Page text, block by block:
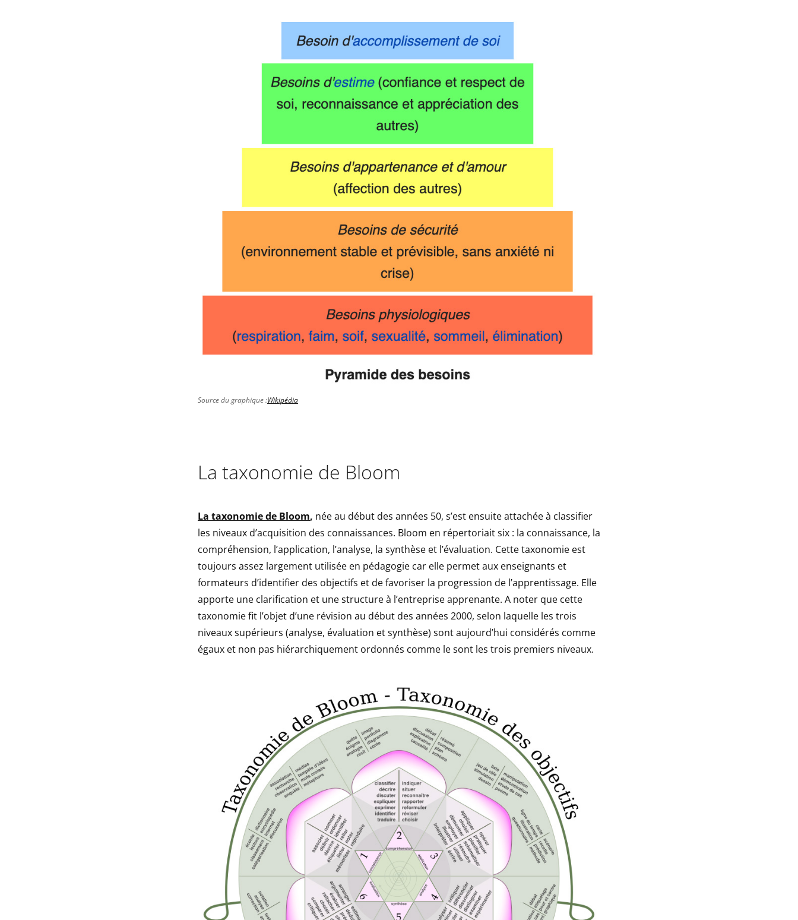
Source du graphique :Wikipédia
La taxonomie de Bloom
La taxonomie de Bloom, née au début des années 50, s’est ensuite attachée à classifier
les niveaux d’acquisition des connaissances. Bloom en répertoriait six : la connaissance, la
compréhension, l’application, l’analyse, la synthèse et l’évaluation. Cette taxonomie est
toujours assez largement utilisée en pédagogie car elle permet aux enseignants et
formateurs d’identifier des objectifs et de favoriser la progression de l’apprentissage. Elle
apporte une clarification et une structure à l’entreprise apprenante. A noter que cette
taxonomie fit l’objet d’une révision au début des années 2000, selon laquelle les trois
niveaux supérieurs (analyse, évaluation et synthèse) sont aujourd’hui considérés comme
égaux et non pas hiérarchiquement ordonnés comme le sont les trois premiers niveaux.